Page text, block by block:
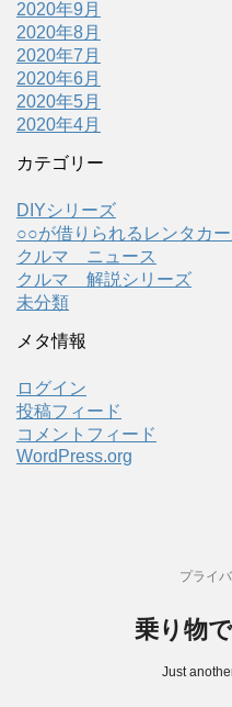
2020年9月
2020年8月
2020年7月
2020年6月
2020年5月
2020年4月
カテゴリー
DIYシリーズ
○○が借りられるレンタカ
クルマ ニュース
クルマ 解説シリーズ
未分類
メタ情報
ログイン
投稿フィード
コメントフィード
WordPress.org
プライ
乗り物
Just